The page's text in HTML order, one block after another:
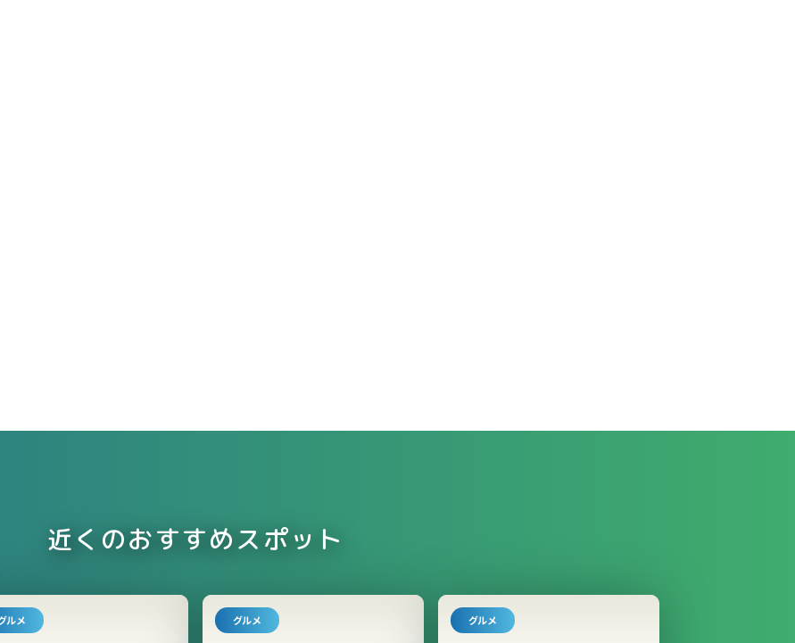
近くのおすすめスポット
ルメ グルメ グルメ